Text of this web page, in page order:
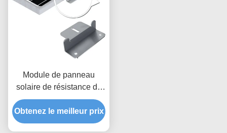
Module de panneau
solaire de résistance de
vent montant le support
flexible de rail d'énergie
solaire d'accessoires
Obtenez le meilleur prix